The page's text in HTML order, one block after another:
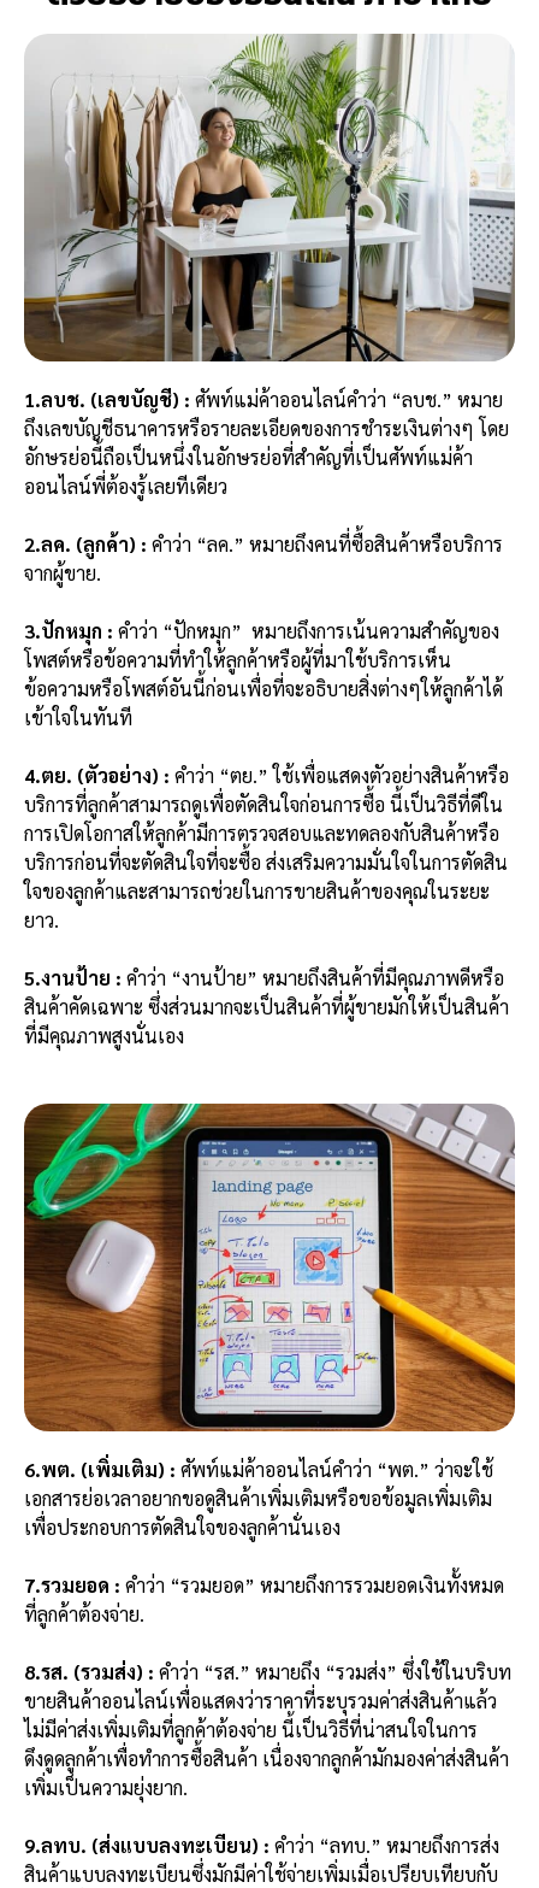
1.ลบช. (เลขบัญชี) : ศัพท์แม่ค้าออนไลน์คำว่า “ลบช.” หมาย
ถึงเลขบัญชีธนาคารหรือรายละเอียดของการชำระเงินต่างๆ โดย
อักษรย่อนี้ถือเป็นหนึ่งในอักษรย่อที่สำคัญที่เป็นศัพท์แม่ค้า
ออนไลน์พี่ต้องรู้เลยทีเดียว
2.ลค. (ลูกค้า) : คำว่า “ลค.” หมายถึงคนที่ซื้อสินค้าหรือบริการ
จากผู้ขาย.
3.ปักหมุก : คำว่า “ปักหมุก” หมายถึงการเน้นความสำคัญของ
โพสต์หรือข้อความที่ทำให้ลูกค้าหรือผู้ที่มาใช้บริการเห็น
ข้อความหรือโพสต์อันนี้ก่อนเพื่อที่จะอธิบายสิ่งต่างๆให้ลูกค้าได้
เข้าใจในทันที
4.ตย. (ตัวอย่าง) : คำว่า “ตย.” ใช้เพื่อแสดงตัวอย่างสินค้าหรือ
บริการที่ลูกค้าสามารถดูเพื่อตัดสินใจก่อนการซื้อ นี้เป็นวิธีที่ดีใน
การเปิดโอกาสให้ลูกค้ามีการตรวจสอบและทดลองกับสินค้าหรือ
บริการก่อนที่จะตัดสินใจที่จะซื้อ ส่งเสริมความมั่นใจในการตัดสิน
ใจของลูกค้าและสามารถช่วยในการขายสินค้าของคุณในระยะ
ยาว.
5.งานป้าย : คำว่า “งานป้าย” หมายถึงสินค้าที่มีคุณภาพดีหรือ
สินค้าคัดเฉพาะ ซึ่งส่วนมากจะเป็นสินค้าที่ผู้ขายมักให้เป็นสินค้า
ที่มีคุณภาพสูงนั่นเอง
6.พต. (เพิ่มเติม) : ศัพท์แม่ค้าออนไลน์คำว่า “พต.” ว่าจะใช้
เอกสารย่อเวลาอยากขอดูสินค้าเพิ่มเติมหรือขอข้อมูลเพิ่มเติม
เพื่อประกอบการตัดสินใจของลูกค้านั่นเอง
7.รวมยอด : คำว่า “รวมยอด” หมายถึงการรวมยอดเงินทั้งหมด
ที่ลูกค้าต้องจ่าย.
8.รส. (รวมส่ง) : คำว่า “รส.” หมายถึง “รวมส่ง” ซึ่งใช้ในบริบท
ขายสินค้าออนไลน์เพื่อแสดงว่าราคาที่ระบุรวมค่าส่งสินค้าแล้ว
ไม่มีค่าส่งเพิ่มเติมที่ลูกค้าต้องจ่าย นี้เป็นวิธีที่น่าสนใจในการ
ดึงดูดลูกค้าเพื่อทำการซื้อสินค้า เนื่องจากลูกค้ามักมองค่าส่งสินค้า
เพิ่มเป็นความยุ่งยาก.
9.ลทบ. (ส่งแบบลงทะเบียน) : คำว่า “ลทบ.” หมายถึงการส่ง
สินค้าแบบลงทะเบียนซึ่งมักมีค่าใช้จ่ายเพิ่มเมื่อเปรียบเทียบกับ